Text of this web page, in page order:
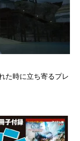
た時に立ち寄るプレ